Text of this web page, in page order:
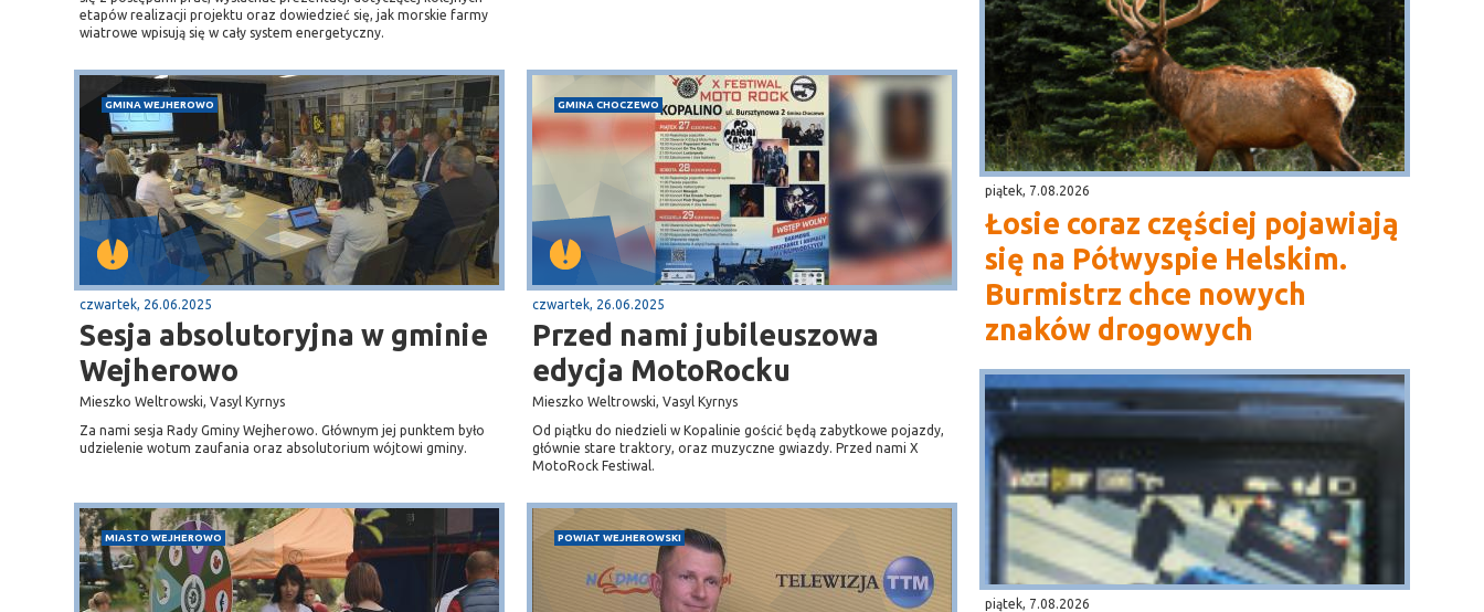
etapów realizacji projektu oraz dowiedzieć się, jak morskie farmy
wiatrowe wpisują się w cały system energetyczny.
GMINA WEJHEROWO
czwartek, 26.06.2025
Sesja absolutoryjna w gminie
Wejherowo
Mieszko Weltrowski, Vasyl Kyrnys
Za nami sesja Rady Gminy Wejherowo. Głównym jej punktem było
udzielenie wotum zaufania oraz absolutorium wójtowi gminy.
GMINA CHOCZEWO
czwartek, 26.06.2025
Przed nami jubileuszowa
edycja MotoRocku
Mieszko Weltrowski, Vasyl Kyrnys
Od piątku do niedzieli w Kopalinie gościć będą zabytkowe pojazdy,
głównie stare traktory, oraz muzyczne gwiazdy. Przed nami X
MotoRock Festiwal.
MIASTO WEJHEROWO POWIAT WEJHEROWSKI
piątek, 7.08.2026
Łosie coraz częściej pojawiają
się na Półwyspie Helskim.
Burmistrz chce nowych
znaków drogowych
piątek, 7.08.2026